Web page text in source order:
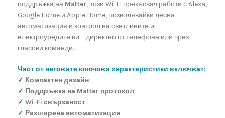
поддръжка на Matter, този Wi-Fi прекъсвач работи с Alexa,
Google Home и Apple Home, позволявайки лесна
автоматизация и контрол на светлините и
електроуредите ви – директно от телефона или чрез
гласови команди.
Част от неговите ключови характеристики включват:
✓ Компактен дизайн
✓ Поддръжка на Matter протокол
✓ Wi-Fi свързаност
✓ Разширена автоматизация